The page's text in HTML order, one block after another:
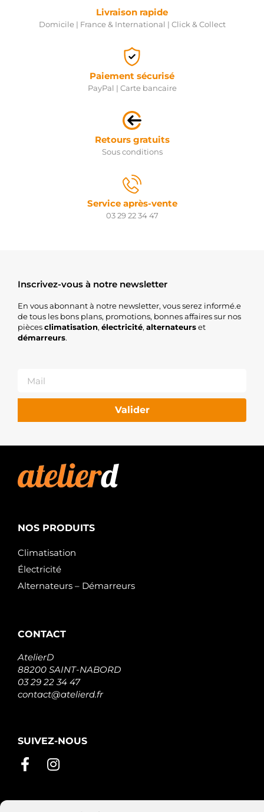
Livraison rapide
Domicile | France & International | Click & Collect
Paiement sécurisé
PayPal | Carte bancaire
Retours gratuits
Sous conditions
Service après-vente
03 29 22 34 47
Inscrivez-vous à notre newsletter
En vous abonnant à notre newsletter, vous serez informé.e
de tous les bons plans, promotions, bonnes affaires sur nos
piècesclimatisation, électricité, alternateurset
démarreurs.
Valider
NOS PRODUITS
Climatisation
Électricité
Alternateurs – Démarreurs
CONTACT
AtelierD
88200 SAINT-NABORD
03 29 22 34 47
contact@atelierd.fr
SUIVEZ-NOUS